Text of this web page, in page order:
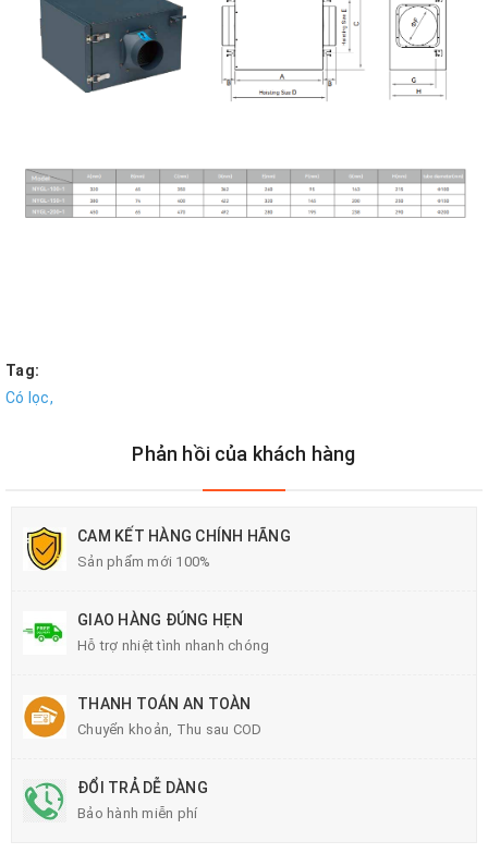
Tag:
Có lọc,
Phản hồi của khách hàng
CAM KẾT HÀNG CHÍNH HÃNG
Sản phẩm mới 100%
GIAO HÀNG ĐÚNG HẸN
Hỗ trợ nhiệt tình nhanh chóng
THANH TOÁN AN TOÀN
Chuyển khoản, Thu sau COD
ĐỔI TRẢ DỄ DÀNG
Bảo hành miễn phí